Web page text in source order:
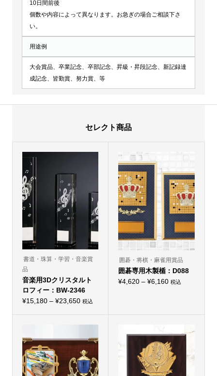
10日間前後
個数や内容によって異なります。お急ぎの場合ご相談下さ
い。
用途例
大会賞品、卒業記念、卒部記念、昇級・昇段記念、新記録達
成記念、皆勤賞、努力賞、等
セレクト商品
書道・珠算・学習・音楽賞
品
音楽用3Dクリスタルト
ロフィー：BW-2346
¥15,180 – ¥23,650価
–
¥23,650
税込
の
は
複
数
の
バ
囲碁・将棋・麻雀用賞品
囲碁専用木製楯：D088
¥4,620 – ¥6,160価
¥6,160
税込
に
バ
リ